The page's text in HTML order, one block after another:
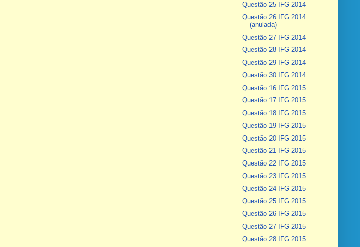
Questão 25 IFG 2014
Questão 26 IFG 2014
(anulada)
Questão 27 IFG 2014
Questão 28 IFG 2014
Questão 29 IFG 2014
Questão 30 IFG 2014
Questão 16 IFG 2015
Questão 17 IFG 2015
Questão 18 IFG 2015
Questão 19 IFG 2015
Questão 20 IFG 2015
Questão 21 IFG 2015
Questão 22 IFG 2015
Questão 23 IFG 2015
Questão 24 IFG 2015
Questão 25 IFG 2015
Questão 26 IFG 2015
Questão 27 IFG 2015
Questão 28 IFG 2015